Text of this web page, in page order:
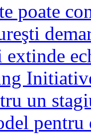
poate
un